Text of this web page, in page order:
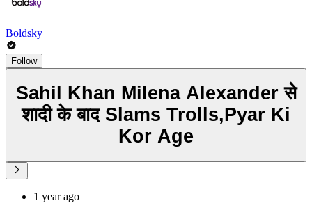
Boldsky
Follow
Sahil Khan Milena Alexander से
शादी के बाद Slams Trolls,Pyar Ki
Kor Age
1 year ago